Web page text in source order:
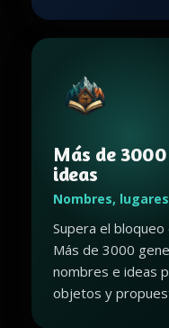
Más de
ideas
Nombres,
Supera el
Más de 3000
nombres e ideas
objetos y